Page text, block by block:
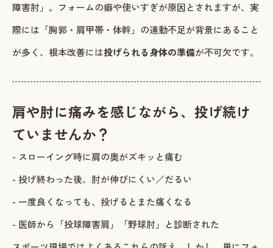
障害肘」。フォームの癖や使いすぎが原因とされますが、実
際には「胸郭・肩甲帯・体幹」の連動不足が背景にあること
が多く、根本改善には投げられる身体の準備が不可欠です。
肩や肘に痛みを感じながら、投げ続け
ていませんか？
- スローイング時に肩の奥がズキッと痛む
- 投げ終わった後、肘が伸びにくい／だるい
- 一度良くなっても、投げるとまた痛くなる
- 医師から「投球障害肩」「野球肘」と診断された